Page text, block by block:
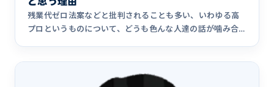
残業代ゼロ法案などと批判されることも多い、いわゆる高
プロというものについて、どうも色んな人達の話が噛み合